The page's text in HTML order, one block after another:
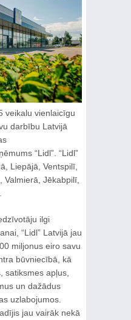
veikalu vienlaicīgu
darbību Latvijā
“Lidl”. “Lidl”
Liepājā, Ventspilī,
Valmierā, Jēkabpilī,
ilgi
“Lidl” Latvijā jau
miljonus eiro savu
būvniecībā, kā
satiksmes apļus,
un dažādus
uzlabojumos.
jau vairāk nekā